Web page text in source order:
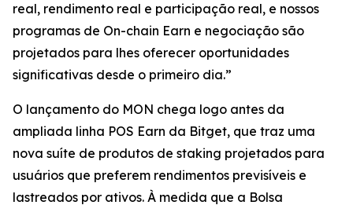
real, rendimento real e participação real, e nossos
programas de On-chain Earn e negociação são
projetados para lhes oferecer oportunidades
significativas desde o primeiro dia.”
O lançamento do MON chega logo antes da
ampliada linha POS Earn da Bitget, que traz uma
nova suíte de produtos de staking projetados para
usuários que preferem rendimentos previsíveis e
lastreados por ativos. À medida que a Bolsa